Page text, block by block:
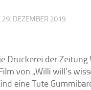
29. DEZEMBER 2019
Druckerei der
von „Willi will’s
eine Tüte